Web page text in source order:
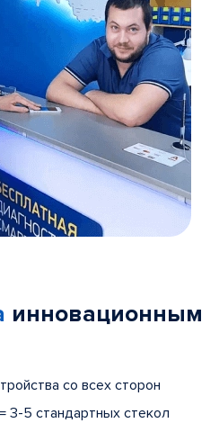
инновационным
со всех сторон
3-5 стандартных стекол